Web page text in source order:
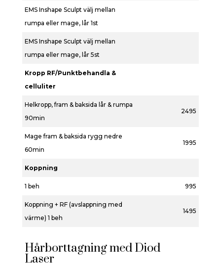
EMS Inshape Sculpt välj mellan
rumpa eller mage, lår 1st
EMS Inshape Sculpt välj mellan
rumpa eller mage, lår 5st
Kropp RF/Punktbehandla &
celluliter
Helkropp, fram & baksida lår & rumpa
90min
2495
Mage fram & baksida rygg nedre
60min
1995
Koppning
1 beh 995
Koppning + RF (avslappning med
värme) 1 beh
1495
Hårborttagning med Diod
Laser